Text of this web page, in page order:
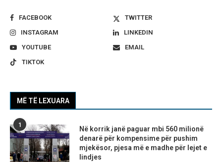
FACEBOOK
TWITTER
INSTAGRAM
LINKEDIN
YOUTUBE
EMAIL
TIKTOK
MË TË LEXUARA
1
Në korrik janë paguar mbi 560 milionë
denarë për kompensime për pushim
mjekësor, pjesa më e madhe për lejet e
lindjes